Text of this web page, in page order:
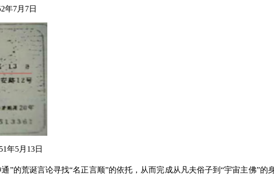
年7月7日
年5月13日
”的荒诞言论寻找“名正言顺”的依托，从而完成从凡夫俗子到“宇宙主佛”的